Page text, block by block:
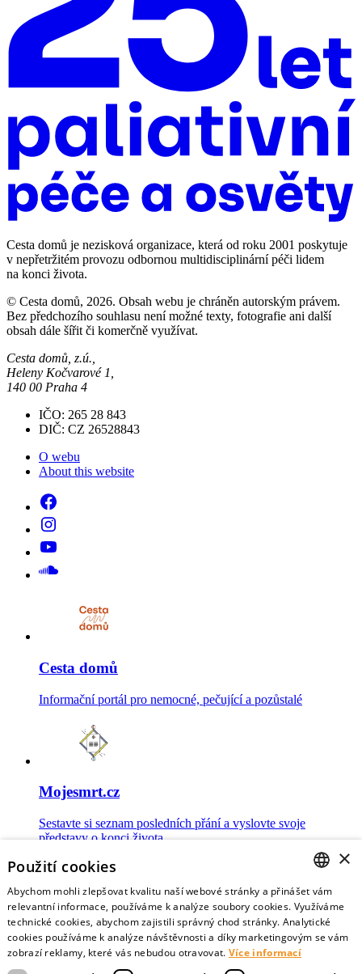
Cesta domů je nezisková organizace, která od roku 2001 poskytuje
v nepřetržitém provozu odbornou multidisciplinární péči lidem
na konci života.
© Cesta domů, 2026. Obsah webu je chráněn autorským právem.
Bez předchozího souhlasu není možné texty, fotografie ani další
obsah dále šířit či komerčně využívat.
Cesta domů, z.ú.,
Heleny Kočvarové 1,
140 00 Praha 4
IČO: 265 28 843
DIČ: CZ 26528843
O webu
About this website
Cesta domů
Informační portál pro nemocné, pečující a pozůstalé
Mojesmrt.cz
Sestavte si seznam posledních přání a vyslovte svoje
představy o konci života
Data o umírání
Nejnovější data o postojích veřejnosti a zdravotníků k umírání
CZECH
ENGLISH
×
Použití cookies
Abychom mohli zlepšovat kvalitu naší webové stránky a přinášet vám
relevantní informace, používáme k analýze soubory cookies. Využíváme
technické cookies, abychom zajistili správný chod stránky. Analytické
cookies používáme k analýze návštěvnosti a díky marketingovým se vám
zobrazí reklamy, které vás nebudou otravovat. Více informací